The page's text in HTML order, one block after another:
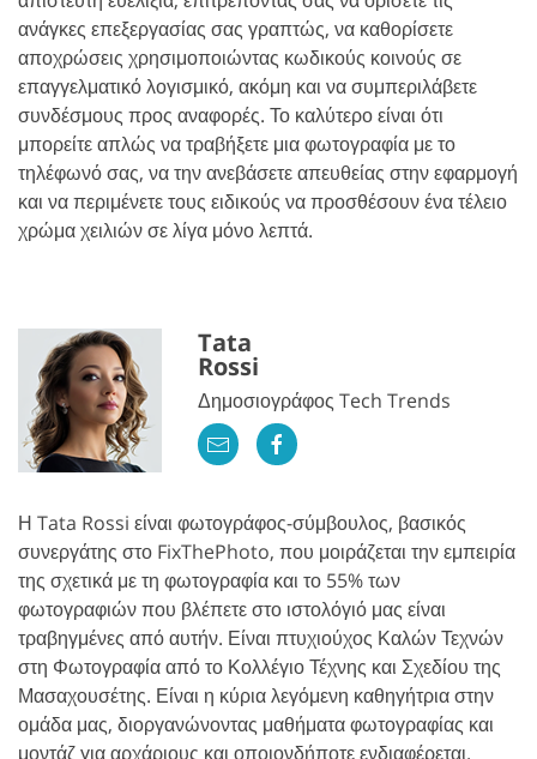
ανάγκες επεξεργασίας σας γραπτώς, να καθορίσετε
αποχρώσεις χρησιμοποιώντας κωδικούς κοινούς σε
επαγγελματικό λογισμικό, ακόμη και να συμπεριλάβετε
συνδέσμους προς αναφορές. Το καλύτερο είναι ότι
μπορείτε απλώς να τραβήξετε μια φωτογραφία με το
τηλέφωνό σας, να την ανεβάσετε απευθείας στην εφαρμογή
και να περιμένετε τους ειδικούς να προσθέσουν ένα τέλειο
χρώμα χειλιών σε λίγα μόνο λεπτά.
Tata
Rossi
Δημοσιογράφος Tech Trends
Η Tata Rossi είναι φωτογράφος-σύμβουλος, βασικός
συνεργάτης στο FixThePhoto, που μοιράζεται την εμπειρία
της σχετικά με τη φωτογραφία και το 55% των
φωτογραφιών που βλέπετε στο ιστολόγιό μας είναι
τραβηγμένες από αυτήν. Είναι πτυχιούχος Καλών Τεχνών
στη Φωτογραφία από το Κολλέγιο Τέχνης και Σχεδίου της
Μασαχουσέτης. Είναι η κύρια λεγόμενη καθηγήτρια στην
ομάδα μας, διοργανώνοντας μαθήματα φωτογραφίας και
μοντάζ για αρχάριους και οποιονδήποτε ενδιαφέρεται.